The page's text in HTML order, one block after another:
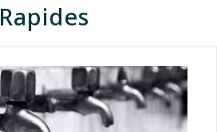
Rapides